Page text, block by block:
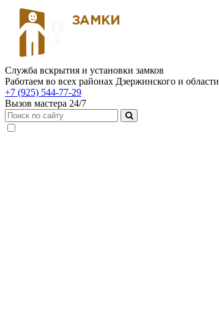
Служба вскрытия и установки замков
Работаем во всех районах Дзержинского и области
+7 (925) 544-77-29
Вызов мастера 24/7